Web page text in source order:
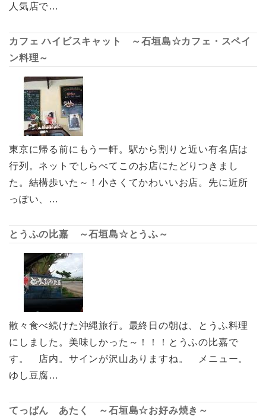
人気店で…
カフェ ハイビスキャット ～石垣島☆カフェ・スペイ
ン料理～
東京に帰る前にもう一軒。駅から割りと近い有名店は
行列。ネットでしらべてこのお店にたどりつきまし
た。結構歩いた～！小さくてかわいいお店。先に近所
っぽい、…
とうふの比嘉 ～石垣島☆とうふ～
散々食べ続けた沖縄旅行。最終日の朝は、とうふ料理
にしました。美味しかった～！！！とうふの比嘉で
す。 店内。サインが沢山ありますね。 メニュー。
ゆし豆腐…
てっぱん あたく ～石垣島☆お好み焼き～